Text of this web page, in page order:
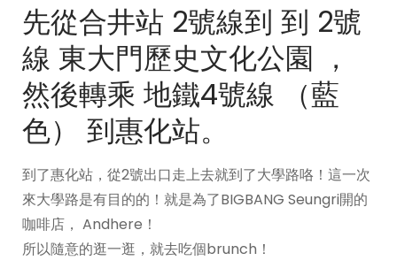
先從合井站 2號線到 到 2號
線 東大門歷史文化公園 ，
然後轉乘 地鐵4號線 （藍
色） 到惠化站。
到了惠化站，從2號出口走上去就到了大學路咯！這一次
來大學路是有目的的！就是為了BIGBANG Seungri開的
咖啡店， Andhere！
所以隨意的逛一逛，就去吃個brunch！